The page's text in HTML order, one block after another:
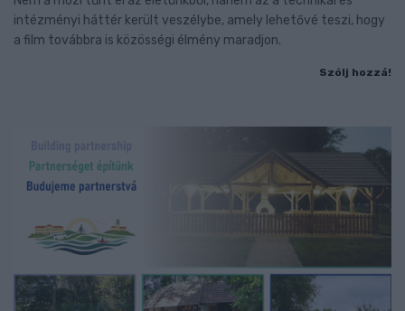
intézményi háttér került veszélybe, amely lehetővé teszi, hogy
a film továbbra is közösségi élmény maradjon.
Szólj hozzá!